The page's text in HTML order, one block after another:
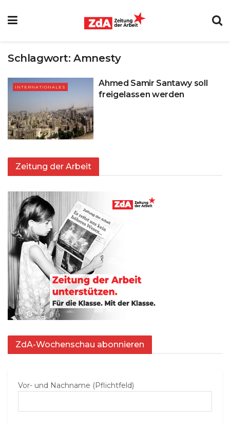
Schlagwort:Amnesty
INTERNATIONALES
Ahmed Samir Santawy soll
freigelassen werden
Zeitung der Arbeit
ZdA-Wochenschau abonnieren
Vor- und Nachname (Pflichtfeld)